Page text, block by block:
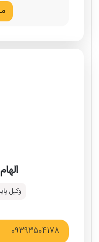
وکیل
09393504178